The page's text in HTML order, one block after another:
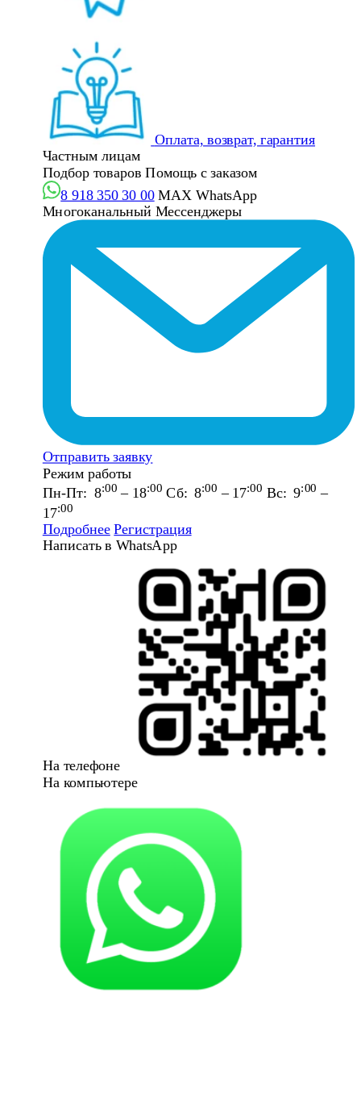
Оплата, возврат, гарантия
Частным лицам
Подбор товаров Помощь с заказом
8 918 350 30 00 MAX WhatsApp
Многоканальный Мессенджеры
Отправить заявку
Режим работы
Пн-Пт: 8:00 – 18:00 Сб: 8:00 – 17:00 Вс: 9:00 –
17:00
Подробнее Регистрация
Написать в WhatsApp
На телефоне
На компьютере